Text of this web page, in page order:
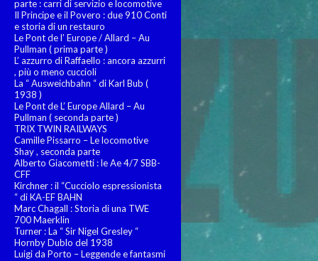
parte : carri di servizio e locomotive
Il Principe e il Povero : due 910 Conti
e storia di un restauro
Le Pont de l’ Europe / Allard – Au
Pullman ( prima parte )
L’ azzurro di Raffaello : ancora azzurri
, più o meno cuccioli
La “ Ausweichbahn “ di Karl Bub (
1938 )
Le Pont de L’ Europe Allard – Au
Pullman ( seconda parte )
TRIX TWIN RAILWAYS
Camille Pissarro – Le locomotive
Shay , seconda parte
Alberto Giacometti : le Ae 4/7 SBB-
CFF
Kirchner : il “Cucciolo espressionista
“ di KA-EF BAHN
Marc Chagall : Storia di una TWE
700 Maerklin
Turner : La “ Sir Nigel Gresley “
Hornby Dublo del 1938
Luigi da Porto – Leggende e fantasmi